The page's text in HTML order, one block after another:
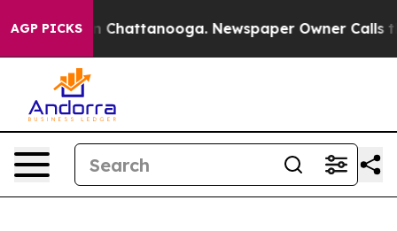
AGP PICKS
Chaos in Chattanooga. Newspaper Owner Calls